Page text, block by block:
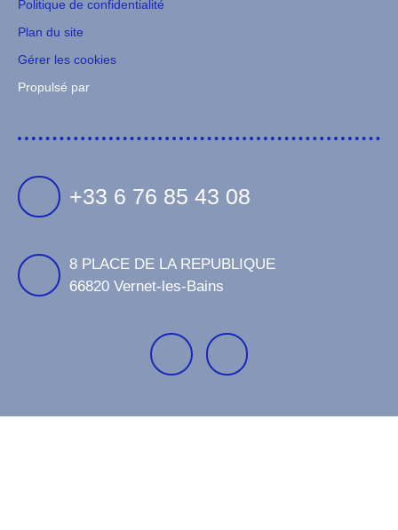
Politique de confidentialité
Plan du site
Gérer les cookies
Propulsé par
+33 6 76 85 43 08
8 PLACE DE LA REPUBLIQUE
66820 Vernet-les-Bains